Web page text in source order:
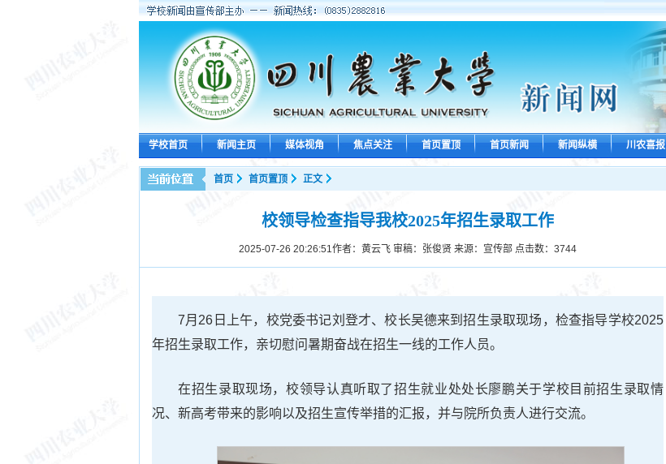
学校首页 新闻主页 媒体视角 焦点关注 首页置顶 首页新闻 新闻纵横 川农喜报
首页 首页置顶 正文
校领导检查指导我校2025年招生录取工作
2025-07-26 20:26:51作者：黄云飞 审稿：张俊贤 来源：宣传部 点击数： 3744
‌7月26日上午‌，校党委书记刘登才、校长吴德来到招生录取现场，检查指导学校2025
年招生录取工作，亲切慰问暑期奋战在招生一线的工作人员。
在招生录取现场，校领导认真听取了招生就业处处长廖鹏关于学校目前招生录取情
况、新高考带来的影响以及招生宣传举措的汇报，并与院所负责人进行交流。